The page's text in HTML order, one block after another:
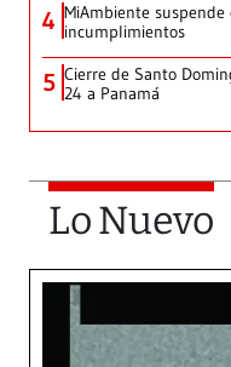
4 MiAmbiente
incumplimientos
5 Cierre de Santo
24 a Panamá
Lo Nuevo